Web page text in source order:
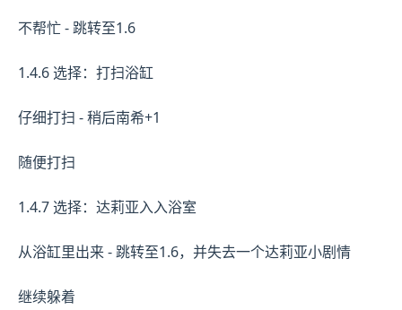
不帮忙 - 跳转至1.6
1.4.6 选择：打扫浴缸
仔细打扫 - 稍后南希+1
随便打扫
1.4.7 选择：达莉亚入入浴室
从浴缸里出来 - 跳转至1.6，并失去一个达莉亚小剧情
继续躲着